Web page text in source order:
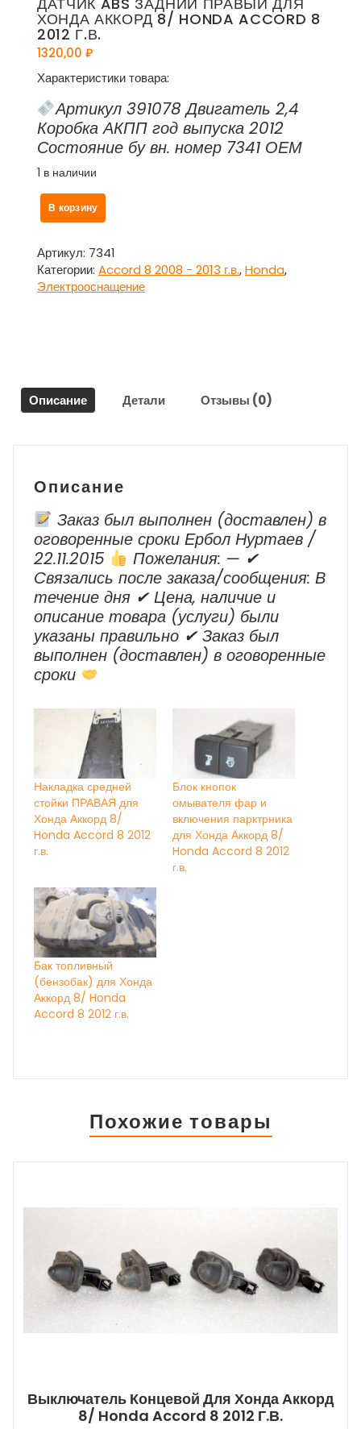
ХОНДА АККОРД 8/ HONDA ACCORD 8
2012 Г.В.
1320,00 ₽
Характеристики товара:
Артикул 391078 Двигатель 2,4
Коробка АКПП год выпуска 2012
Состояние бу вн. номер 7341 ОЕМ
1 в наличии
Количество
товара
ABS
задний
правый
Accord
8
В корзину
Артикул: 7341
Категории: Accord 8 2008 - 2013 г.в.,Honda,
Электрооснащение
Описание Детали Отзывы (0)
Описание
Заказ был выполнен (доставлен) в
оговоренные сроки Ербол Нуртаев /
22.11.2015
Пожелания: — ✔
Cвязались после заказа/сообщения: В
течение дня ✔ Цена, наличие и
описание товара (услуги) были
указаны правильно ✔ Заказ был
выполнен (доставлен) в оговоренные
сроки
Накладка средней
стойки ПРАВАЯ для
Хонда Аккорд 8/
Honda Accord 8 2012
г.в.
Блок кнопок
омывателя фар и
включения парктрника
для Хонда Аккорд 8/
Honda Accord 8 2012
г.в.
Бак топливный
(бензобак) для Хонда
Аккорд 8/ Honda
Accord 8 2012 г.в.
Похожие товары
Выключатель Концевой Для Хонда Аккорд
8/ Honda Accord 8 2012 Г.в.